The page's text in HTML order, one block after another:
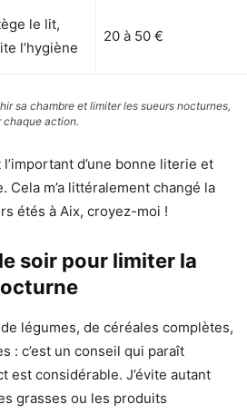
le lit,
l’hygiène
20 à 50 €
sa chambre et limiter les sueurs nocturnes,
action.
d’une bonne literie et
Cela m’a littéralement changé la
étés à Aix, croyez-moi !
soir pour limiter la
légumes, de céréales complètes,
: c’est un conseil qui paraît
est considérable. J’évite autant
grasses ou les produits